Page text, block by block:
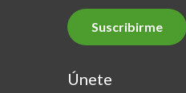
Suscribirme
Únete